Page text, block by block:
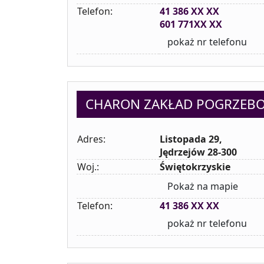
Telefon:
41 386 XX XX
601 771XX XX
pokaż nr telefonu
CHARON ZAKŁAD
Adres:
Listopada 29,
Jędrzejów 28-300
Woj.:
Świętokrzyskie
Pokaż na mapie
Telefon:
41 386 XX XX
pokaż nr telefonu